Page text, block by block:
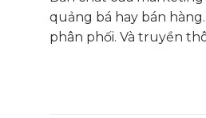
quảng bá hay bán
phân phối. Và truyền